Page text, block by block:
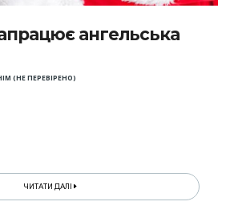
ангельська
(НЕ ПЕРЕВІРЕНО)
ЧИТАТИ ДАЛІ